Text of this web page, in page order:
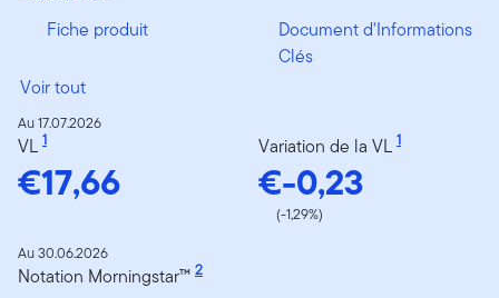
Fiche produit
Document d'Informations
Clés
Voir tout
Au 17.07.2026
VL 1
€17,66
Variation de la VL 1
€-0,23
(-1,29%)
Au 30.06.2026
Notation Morningstar™ 2